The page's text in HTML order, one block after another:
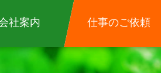
社案内 仕事のご依頼